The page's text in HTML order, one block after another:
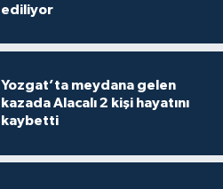
ediliyor
Yozgat’ta meydana gelen
kazada Alacalı 2 kişi hayatını
kaybetti